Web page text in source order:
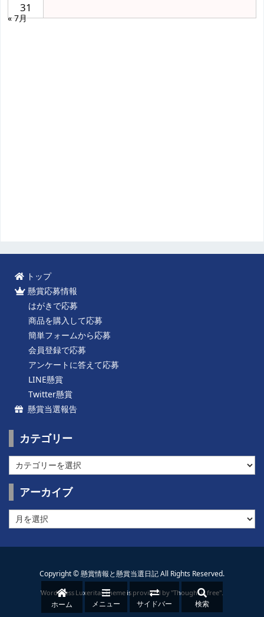
31
« 7月
トップ
懸賞応募情報
はがきで応募
商品を購入して応募
簡単フォームから応募
会員登録で応募
アンケートに答えて応募
LINE懸賞
Twitter懸賞
懸賞当選報告
カテゴリー
テ
ゴ
ー
アーカイブ
ー
イ
Copyright ©懸賞情報と懸賞当選日記All Rights Reserved.
WordPress Luxeritas Theme is provided by "Thought is free".
ホーム メニュー サイドバー 検索